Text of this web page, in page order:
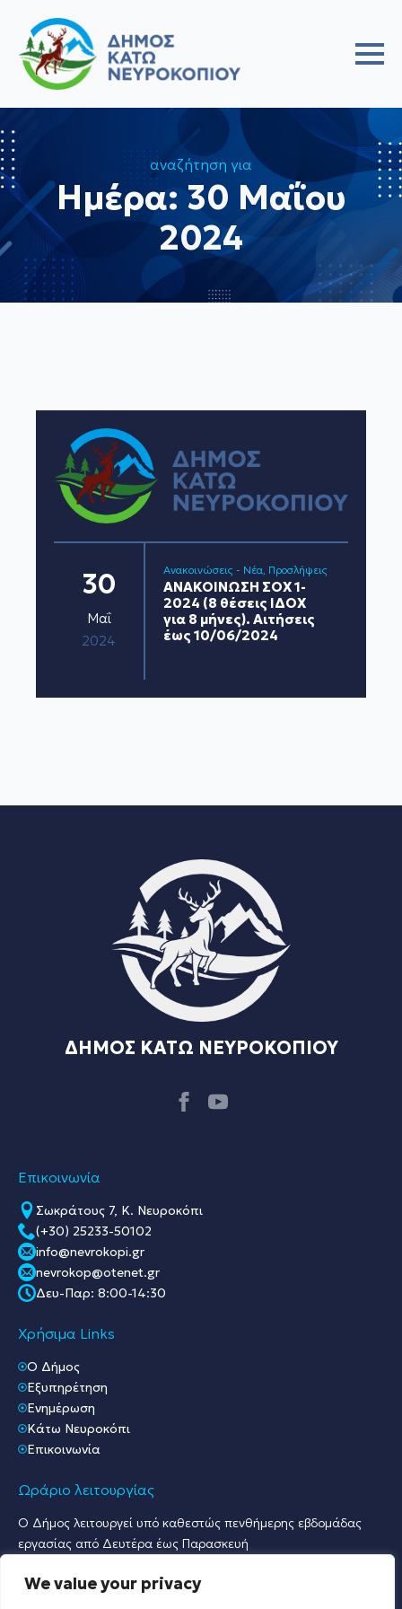
We value your privacy
αναζήτηση για
Ημέρα: 30 Μαΐου
2024
30
Μαΐ
2024
Ανακοινώσεις - Νέα Προσλήψεις
ΑΝΑΚΟΙΝΩΣΗ ΣΟΧ 1-
2024 (8 θέσεις ΙΔΟΧ
για 8 μήνες). Αιτήσεις
έως 10/06/2024
ΔΗΜΟΣ ΚΑΤΩ ΝΕΥΡΟΚΟΠΙΟΥ
Επικοινωνία
Σωκράτους 7, Κ. Νευροκόπι
(+30) 25233-50102
info@nevrokopi.gr
nevrokop@otenet.gr
Δευ-Παρ: 8:00-14:30
Χρήσιμα Links
O Δήμος
Εξυπηρέτηση
Ενημέρωση
Κάτω Νευροκόπι
Επικοινωνία
Ωράριο λειτουργίας
Ο Δήμος λειτουργεί υπό καθεστώς πενθήμερης εβδομάδας
εργασίας από Δευτέρα έως Παρασκευή
Γραφείο Πρωτοκόλλου & Γραφεία Υποδοχής Πολιτών: